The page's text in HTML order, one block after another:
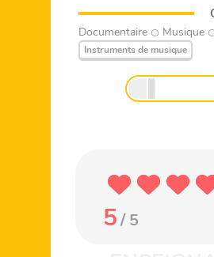
Documentaire Musique
Instruments de musique
5/ 5